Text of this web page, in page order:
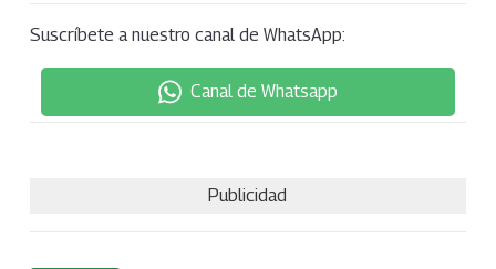
Suscríbete a nuestro canal de WhatsApp:
Canal de Whatsapp
Publicidad